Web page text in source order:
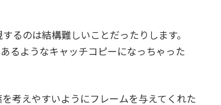
るのは結構難しいことだったりします。
るようなキャッチコピーになっちゃった
考えやすいようにフレームを与えてくれた